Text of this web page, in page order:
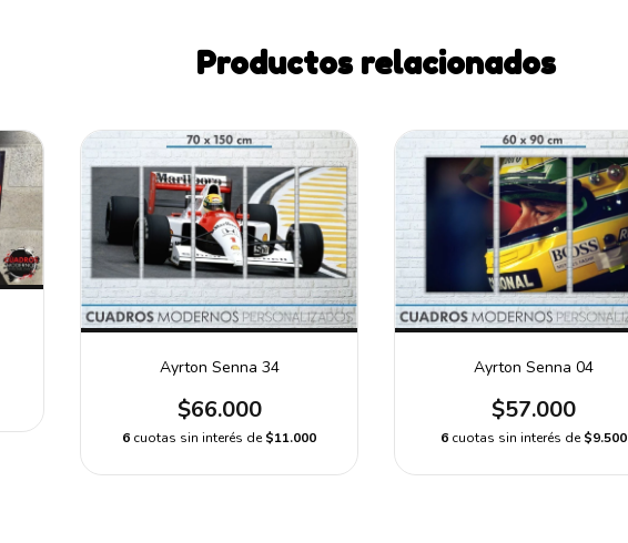
Productos relacionados
Ayrton Senna 34
$66.000
6 cuotas sin interés de$11.000
Ayrton Senna 04
$57.000
6 cuotas sin interés de$9.500